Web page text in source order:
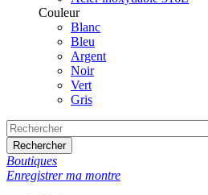
Couleur
Blanc
Bleu
Argent
Noir
Vert
Gris
Rechercher
Boutiques
Enregistrer ma montre